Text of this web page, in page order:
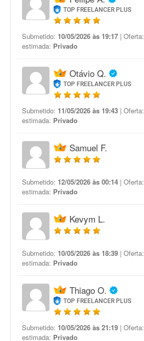
TOP FREELANCER PLUS
Submetido: 10/05/2026 às 19:17 | Oferta:
estimada: Privado
Otávio Q.
TOP FREELANCER PLUS
Submetido: 11/05/2026 às 19:43 | Oferta:
estimada: Privado
Samuel F.
Submetido: 12/05/2026 às 00:14 | Oferta:
estimada: Privado
Kevym L.
Submetido: 10/05/2026 às 18:39 | Oferta:
estimada: Privado
Thiago O.
TOP FREELANCER PLUS
Submetido: 10/05/2026 às 21:19 | Oferta:
estimada: Privado